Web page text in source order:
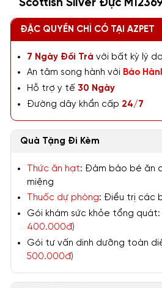
Scottish Silver Đực
ĐẶC QUYỀN CHỈ CÓ TẠI AZPET
7 Ngày Đổi Trả với bất kỳ lý
An tâm song hành với Bảo
Hỗ trợ y tế 30 Ngày
Đường dây khẩn cấp 24/7
Quà Tặng Đi Kèm
Thức ăn hạt: Đảm bảo bé ăn
miệng
Thuốc dự phòng: Điều trị các
Gói khám sức khỏe tổng quát:
400.000đ)
Gói tư vấn dinh dưỡng toàn
500.000đ)